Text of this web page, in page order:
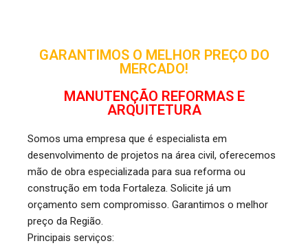
GARANTIMOS O MELHOR PREÇO DO
MERCADO!
MANUTENÇÃO REFORMAS E
ARQUITETURA
Somos uma empresa que é especialista em
desenvolvimento de projetos na área civil, oferecemos
mão de obra especializada para sua reforma ou
construção em toda Fortaleza. Solicite já um
orçamento sem compromisso. Garantimos o melhor
preço da Região.
Principais serviços: